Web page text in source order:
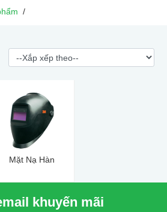
Mặt Nạ Hàn
khuyến mãi